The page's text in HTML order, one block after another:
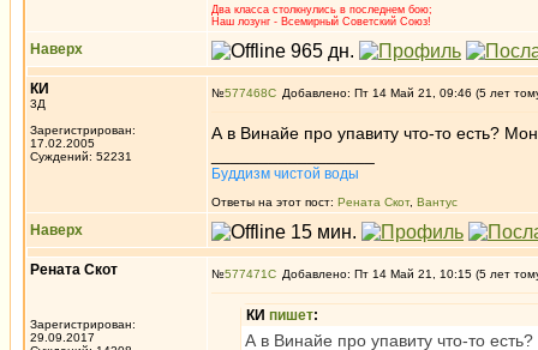
Два класса столкнулись в последнем бою;
Наш лозунг - Всемирный Советский Союз!
Наверх
КИ
3Д
Зарегистрирован:
17.02.2005
Суждений: 52231
№577468 Добавлено: Пт 14 Май 21, 09:46 (5 лет
А в Винайе про упавиту что-то есть?
Буддизм чистой воды
Ответы на этот пост: Рената Скот, Вантус
Наверх
Рената Скот
Зарегистрирован:
29.09.2017
№577471 Добавлено: Пт 14 Май 21, 10:15 (5 лет
КИ пишет:
А в Винайе про упавиту что-то